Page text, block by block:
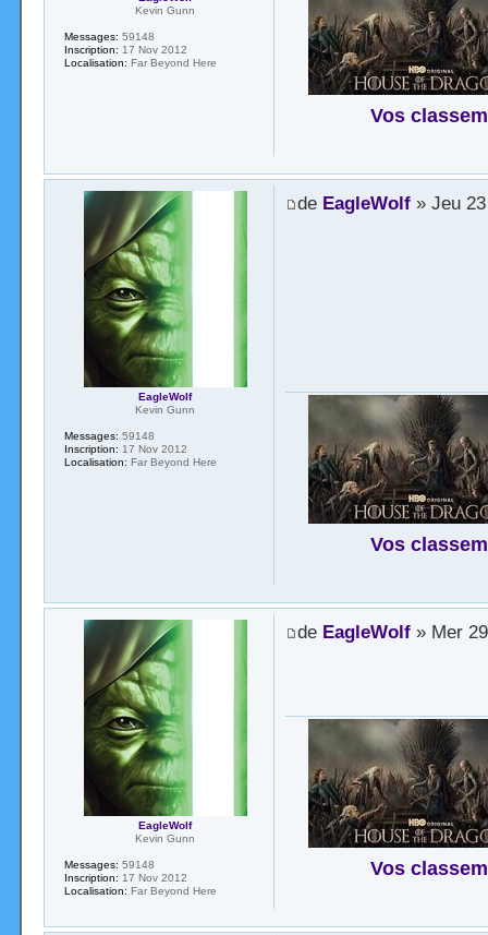
Vos
Kevin Gunn
Messages: 59148
Inscription: 17 Nov 2012
Localisation: Far Beyond Here
de EagleWolf» Jeu 23
Vos
EagleWolf
Kevin Gunn
Messages: 59148
Inscription: 17 Nov 2012
Localisation: Far Beyond Here
de EagleWolf» Mer
Vos
EagleWolf
Kevin Gunn
Messages: 59148
Inscription: 17 Nov 2012
Localisation: Far Beyond Here